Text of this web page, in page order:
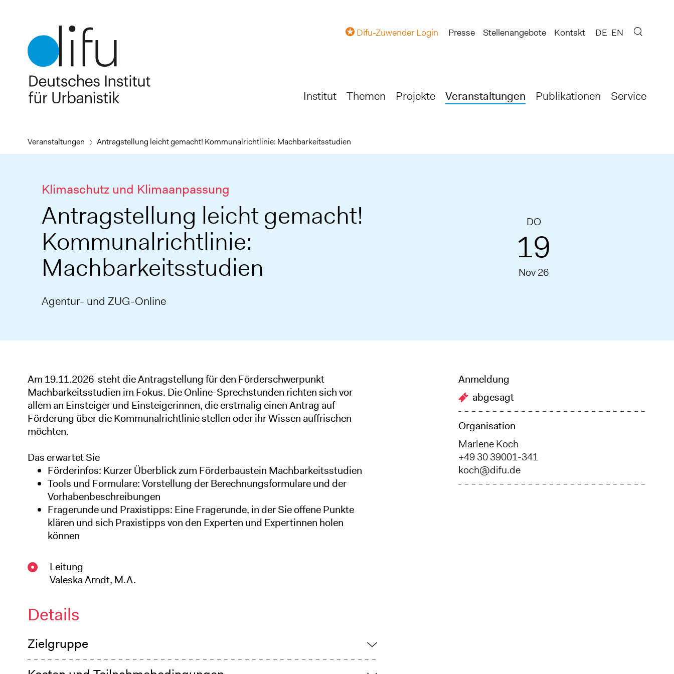
Institut Themen Projekte Veranstaltungen Publikationen Service
Difu-Zuwender Login Presse Stellenangebote Kontakt DE EN
Veranstaltungen Antragstellung leicht gemacht! Kommunalrichtlinie: Machbarkeitsstudien
Klimaschutz und Klimaanpassung
Antragstellung leicht gemacht!
Kommunalrichtlinie:
Machbarkeitsstudien
Agentur- und ZUG-Online
DO
19
Nov 26
Am 19.11.2026 steht die Antragstellung für den Förderschwerpunkt
Machbarkeitsstudien im Fokus. Die Online-Sprechstunden richten sich vor
allem an Einsteiger und Einsteigerinnen, die erstmalig einen Antrag auf
Förderung über die Kommunalrichtlinie stellen oder ihr Wissen auffrischen
möchten.
Das erwartet Sie
Förderinfos: Kurzer Überblick zum Förderbaustein Machbarkeitsstudien
Tools und Formulare: Vorstellung der Berechnungsformulare und der
Vorhabenbeschreibungen
Fragerunde und Praxistipps: Eine Fragerunde, in der Sie offene Punkte
klären und sich Praxistipps von den Experten und Expertinnen holen
können
Leitung
Valeska Arndt, M.A.
Details
Zielgruppe
Anmeldung
abgesagt
Organisation
Marlene Koch
+49 30 39001-341
koch@difu.de